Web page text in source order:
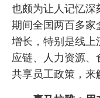
也颇为让人记忆
期间全国两百多家
增长，特别是线
应链、人力资源
共享员工政策，来